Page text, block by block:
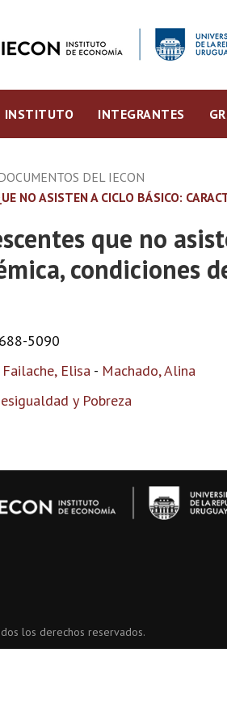
INSTITUTO INTEGRANTES
DEL IECON
NO ASISTEN A CICLO BÁSICO:
que no
condiciones
5090
Failache, Elisa - Machado, Alina
y Pobreza
los derechos reservados.